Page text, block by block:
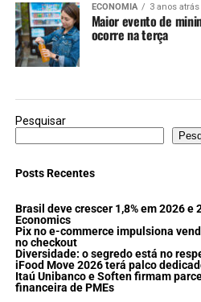
ECONOMIA 3 anos atrás
Maior evento de
ocorre na terça
Pesquisar
Posts Recentes
Brasil deve crescer 1,8% em 2026 e
Economics
Pix no e-commerce impulsiona
no checkout
Diversidade: o segredo está no
iFood Move 2026 terá palco
Itaú Unibanco e Soften firmam
financeira de PMEs